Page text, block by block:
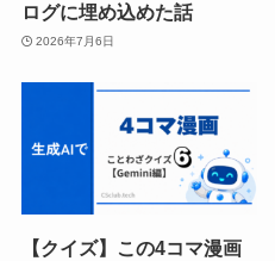
ログに埋め込めた話
2026年7月6日
【クイズ】この4コマ漫画